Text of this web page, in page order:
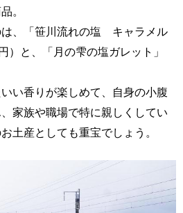
。
、「笹川流れの塩 キャラメル
）と、「月の雫の塩ガレット」
い香りが楽しめて、自身の小腹
家族や職場で特に親しくしてい
土産としても重宝でしょう。